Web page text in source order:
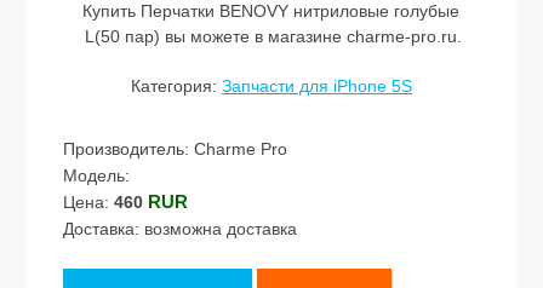
Купить Перчатки BENOVY нитриловые голубые
L(50 пар) вы можете в магазине charme-pro.ru.
Категория: Запчасти для iPhone 5S
Производитель: Charme Pro
Модель:
Цена:460 RUR
Доставка: возможна доставка